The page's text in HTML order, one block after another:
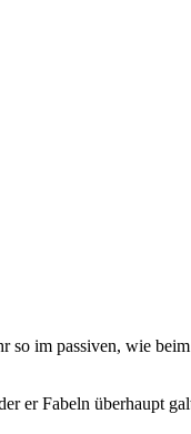
im passiven, wie
er Fabeln überhaupt